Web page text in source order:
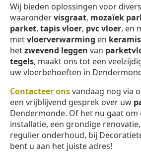
Wij bieden oplossingen voor
waarondervisgraat, mozaïek
parket, tapis vloer, pvc vloer, en
metvloerverwarming en
hetzwevend leggen van
tegels, maakt ons tot een
uw vloerbehoeften in
Contacteer onsvandaag nog via
een vrijblijvend gesprek over uw
Dendermonde. Of het nu gaat om
installatie, een grondige
regulier onderhoud, bij
bent u aan het juiste adres!